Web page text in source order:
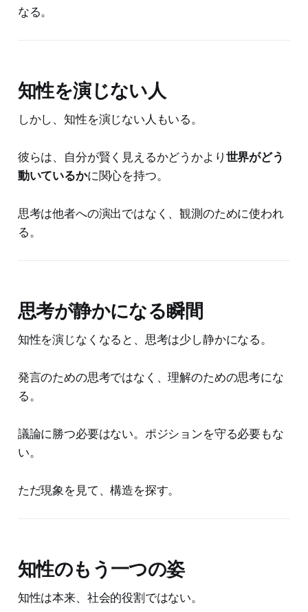
なる。
知性を演じない人
しかし、知性を演じない人もいる。
彼らは、自分が賢く見えるかどうかより世界がどう
動いているかに関心を持つ。
思考は他者への演出ではなく、観測のために使われ
る。
思考が静かになる瞬間
知性を演じなくなると、思考は少し静かになる。
発言のための思考ではなく、理解のための思考にな
る。
議論に勝つ必要はない。ポジションを守る必要もな
い。
ただ現象を見て、構造を探す。
知性のもう一つの姿
知性は本来、社会的役割ではない。